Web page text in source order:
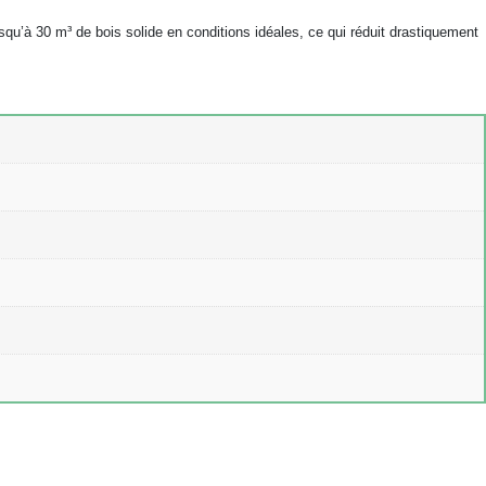
30 m³ de bois solide en conditions idéales, ce qui réduit drastiquement